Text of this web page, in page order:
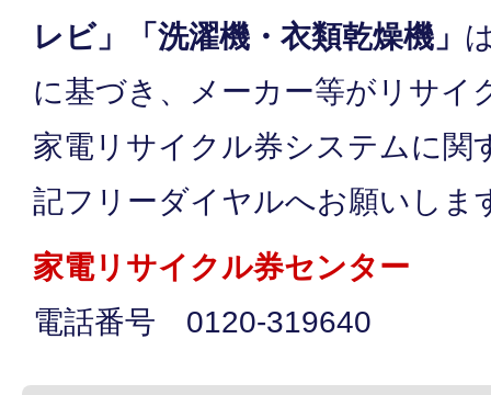
レビ」「洗濯機・衣類乾燥機」
に基づき、メーカー等がリサイ
家電リサイクル券システムに関
記フリーダイヤルへお願いしま
家電リサイクル券センター
電話番号 0120-319640